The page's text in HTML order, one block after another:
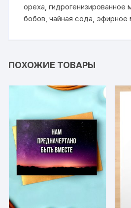
ореха, гидрогенизированное
бобов, чайная сода, эфирное
ПОХОЖИЕ ТОВАРЫ